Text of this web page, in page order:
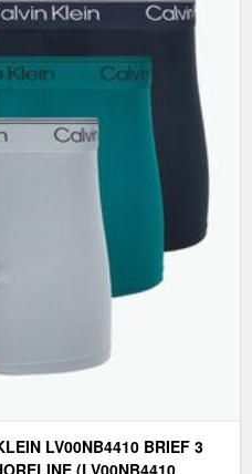
LV00NB4410 BRIEF 3
(LV00NB4410